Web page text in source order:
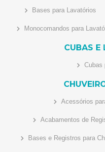
Bases para Lavatórios
Monocomandos para
CUBAS E
Cubas
Acessórios
Acabamentos de
Bases e Registros para